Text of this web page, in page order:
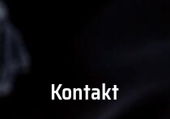
Kontakt